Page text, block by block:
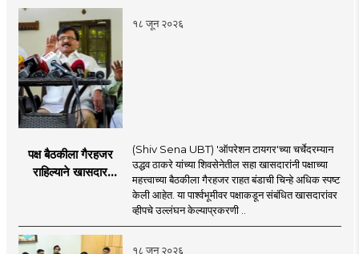
१८ जून २०२६
पक्ष बैठकीला गैरहजर
राहिल्याने खासदार
काय सांगतो?
(Shiv Sena UBT) 'ऑपरेशन टायगर'च्या चर्चेदरम्यान
उद्धव ठाकरे यांच्या शिवसेनेतील सहा खासदारांनी पक्षाच्या
महत्त्वाच्या बैठकीला गैरहजर राहत बंडाची चिन्हे अधिक स्पष्ट
केली आहेत. या पार्श्वभूमीवर पक्षाकडून संबंधित खासदारांवर
व्हीपचे उल्लंघन केल्याप्रकरणी ..
१८ जून २०२६